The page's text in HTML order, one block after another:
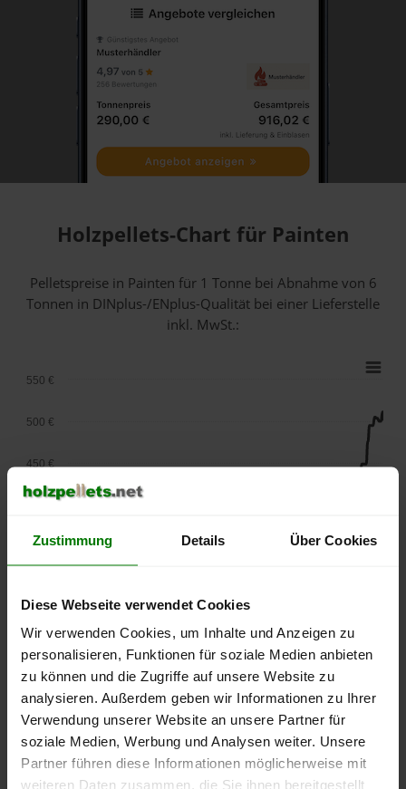
Zustimmung Details Über Cookies
Diese Webseite verwendet Cookies
Wir verwenden Cookies, um Inhalte und Anzeigen zu
personalisieren, Funktionen für soziale Medien anbieten
zu können und die Zugriffe auf unsere Website zu
analysieren. Außerdem geben wir Informationen zu Ihrer
Verwendung unserer Website an unsere Partner für
soziale Medien, Werbung und Analysen weiter. Unsere
Partner führen diese Informationen möglicherweise mit
weiteren Daten zusammen, die Sie ihnen bereitgestellt
Holzpellets-Chart für Painten
Pelletspreise in Painten für 1 Tonne bei Abnahmevon 6
Tonnen in DINplus-/ENplus-Qualität bei einer Lieferstelle
inkl. MwSt.:
lose Ware
2025
2026
2026
250 €
350 €
450 €
500 €
550 €
Die aktuelle Preisentwicklung für Holzpellets in Deutschland
können Sie jederzeit auf unsererPelletspreise-Seite
nachvollziehen.